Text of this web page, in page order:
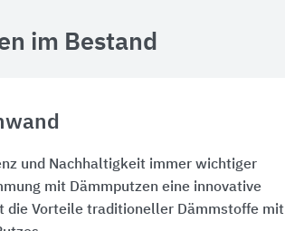
im Bestand
und Nachhaltigkeit immer wichtiger
mit Dämmputzen eine innovative
die Vorteile traditioneller Dämmstoffe mit